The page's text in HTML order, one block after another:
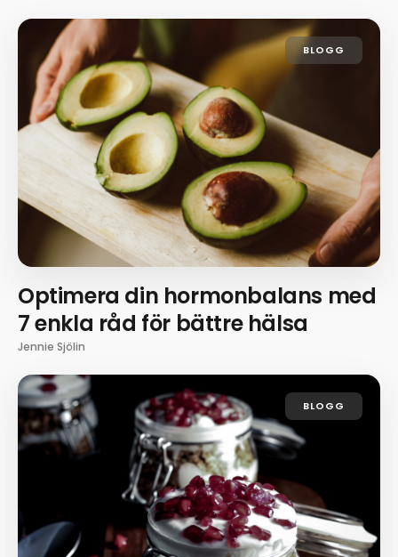
BLOGG
Optimera din hormonbalans med
7 enkla råd för bättre hälsa
Jennie Sjölin
BLOGG